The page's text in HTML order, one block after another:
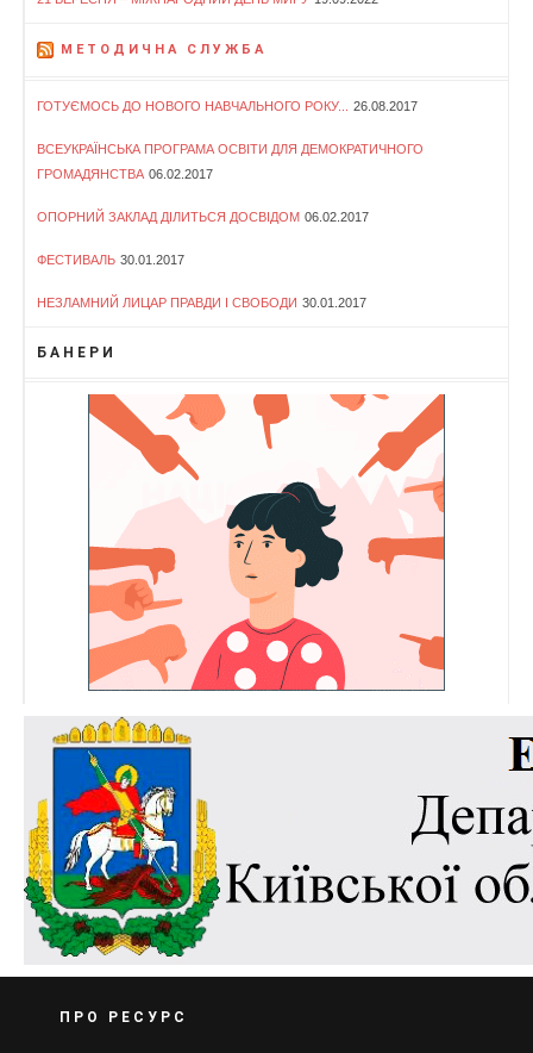
МЕТОДИЧНА СЛУЖБА
ГОТУЄМОСЬ ДО НОВОГО НАВЧАЛЬНОГО РОКУ... 26.08.2017
ВСЕУКРАЇНСЬКА ПРОГРАМА ОСВІТИ ДЛЯ ДЕМОКРАТИЧНОГО
ГРОМАДЯНСТВА 06.02.2017
ОПОРНИЙ ЗАКЛАД ДІЛИТЬСЯ ДОСВІДОМ 06.02.2017
ФЕСТИВАЛЬ 30.01.2017
НЕЗЛАМНИЙ ЛИЦАР ПРАВДИ І СВОБОДИ 30.01.2017
БАНЕРИ
ПРО РЕСУРС